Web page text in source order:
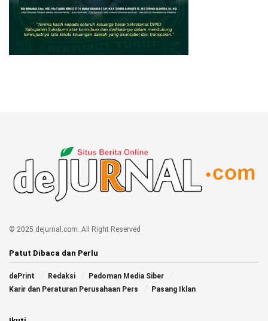
© 2025 dejurnal.com. All Right Reserved
Patut Dibaca dan Perlu
dePrint Redaksi
Pedoman Media Siber
Karir dan Peraturan Perusahaan Pers
Pasang Iklan